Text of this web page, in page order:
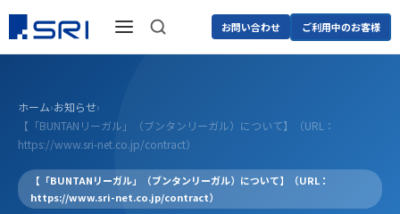
お問い合わせ ご利用中のお客様
ホーム›お知らせ›
【「BUNTANリーガル」（ブンタンリーガル）について】（URL：
https://www.sri-net.co.jp/contract）
【「BUNTANリーガル」（ブンタンリーガル）について】（URL：
https://www.sri-net.co.jp/contract）